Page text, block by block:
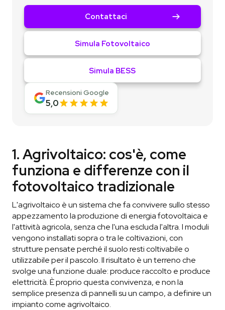
Contattaci
Simula Fotovoltaico
Simula BESS
Recensioni Google
5,0
1. Agrivoltaico: cos'è, come
funziona e differenze con il
fotovoltaico tradizionale
L'agrivoltaico è un sistema che fa convivere sullo stesso
appezzamento la produzione di energia fotovoltaica e
l'attività agricola, senza che l'una escluda l'altra. I moduli
vengono installati sopra o tra le coltivazioni, con
strutture pensate perché il suolo resti coltivabile o
utilizzabile per il pascolo. Il risultato è un terreno che
svolge una funzione duale: produce raccolto e produce
elettricità. È proprio questa convivenza, e non la
semplice presenza di pannelli su un campo, a definire un
impianto come agrivoltaico.